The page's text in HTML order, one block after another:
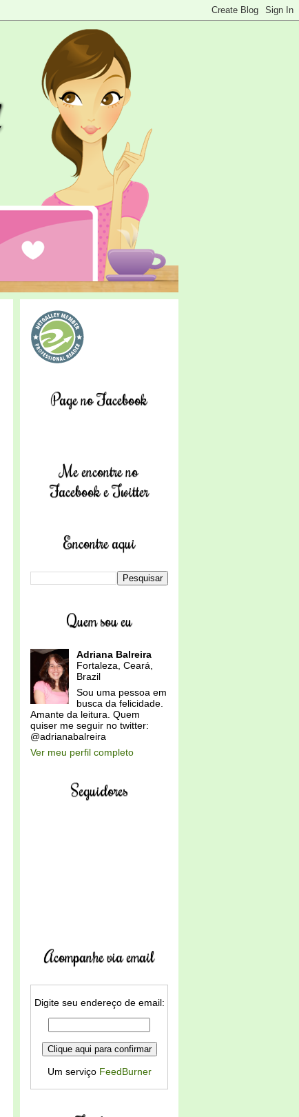
Page no Facebook
Me encontre no
Facebook e Twitter
Encontre aqui
Quem sou eu
Adriana Balreira
Fortaleza, Ceará,
Brazil
Sou uma pessoa em
busca da felicidade.
Amante da leitura. Quem
quiser me seguir no twitter:
@adrianabalreira
Ver meu perfil completo
Seguidores
Acompanhe via email
Digite seu endereço de email:
Um serviço FeedBurner